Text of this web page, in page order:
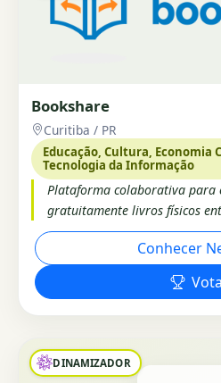
Bookshare
Curitiba / PR
Educação, Cultura, Economia
Tecnologia da Informação
Plataforma colaborativa para
gratuitamente livros físicos
Conhecer
DINAMIZADOR